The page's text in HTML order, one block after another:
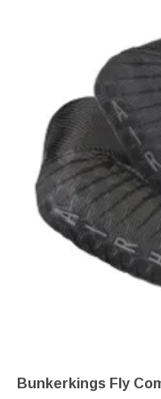
Bunkerkings Fly